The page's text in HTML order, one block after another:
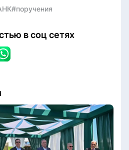
#поручения
в соц сетях